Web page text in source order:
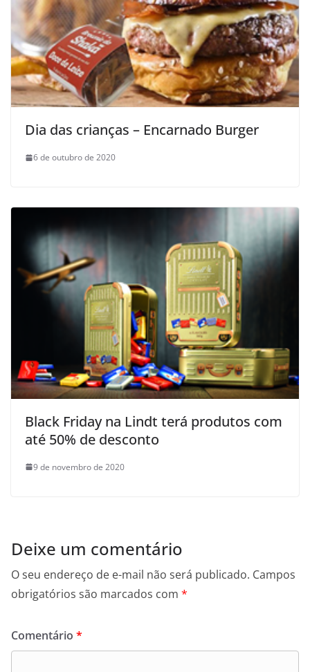
Dia das crianças – Encarnado Burger
6 de outubro de 2020
­Black Friday na Lindt terá produtos com
até 50% de desconto
9 de novembro de 2020
Deixe um comentário
O seu endereço de e-mail não será publicado. Campos
obrigatórios são marcados com *
Comentário *